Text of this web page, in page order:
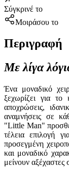
Σύγκρινέ το
Μοιράσου το
Περιγραφή
Με λίγα
Ένα μοναδικό
ξεχωρίζει για
αποχρώσεις,
αναμνήσεις σε
"Little Man"
τέλεια επιλογή
προσεγμένη
και μοναδικό
μείνουν